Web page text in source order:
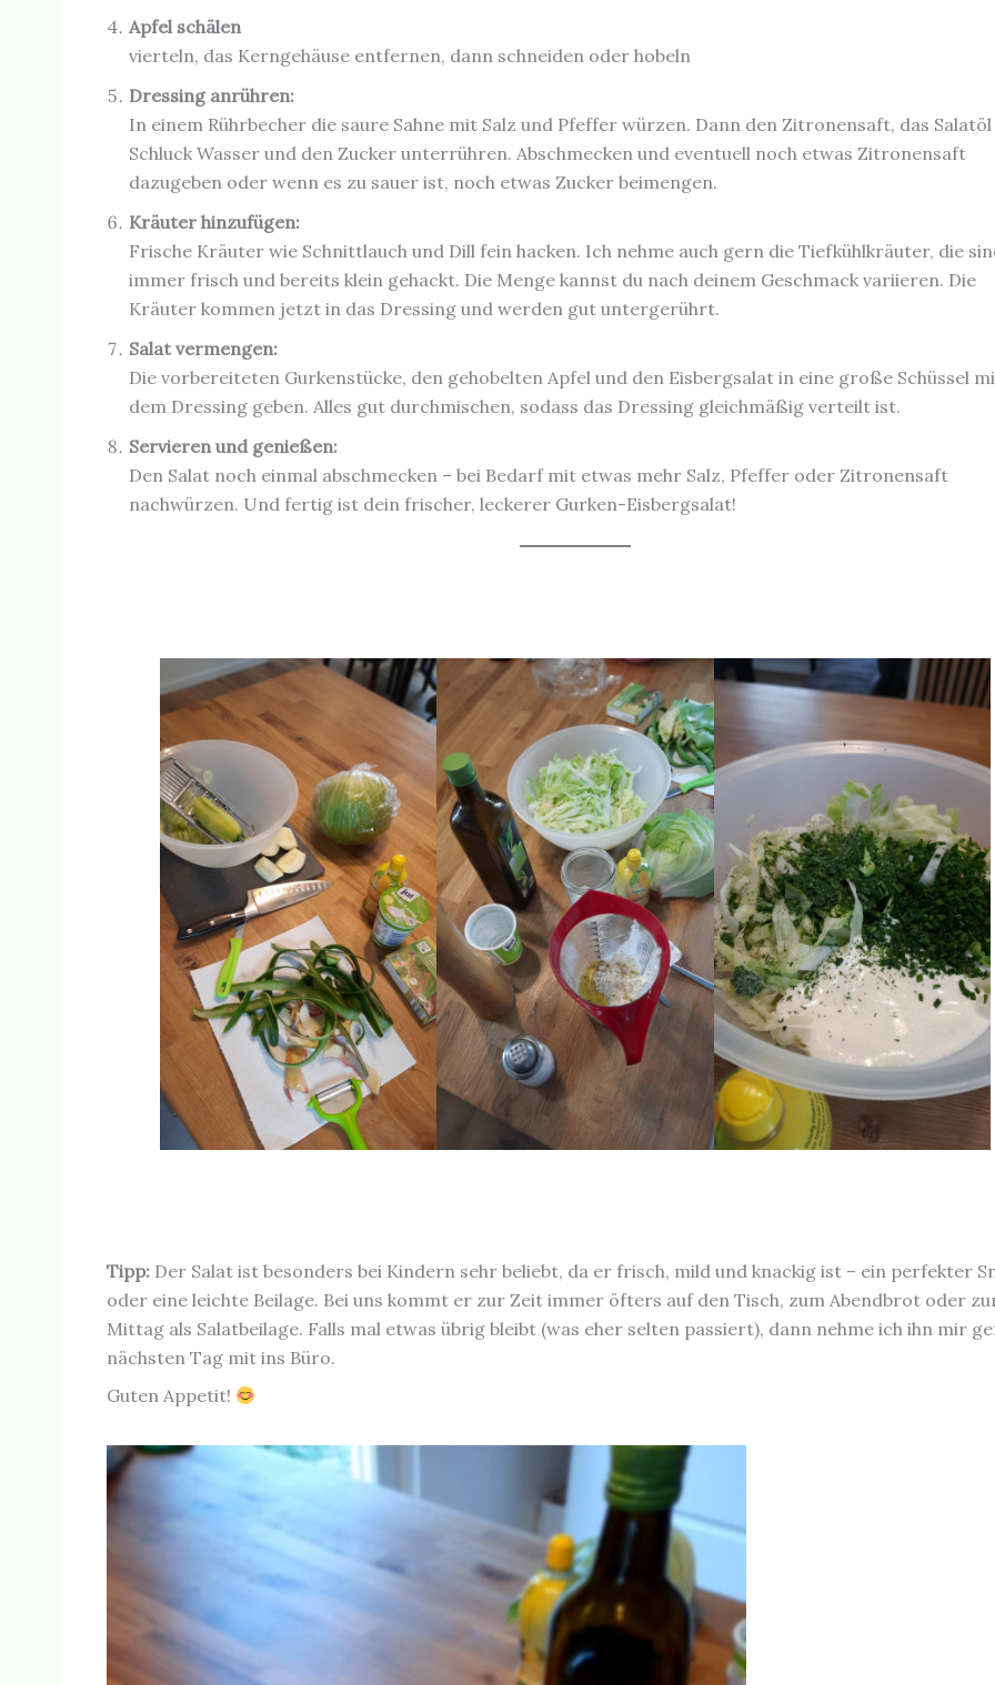
Apfel schälen
vierteln, das Kerngehäuse entfernen, dann schneiden oder hobeln
Dressing anrühren:
In einem Rührbecher die saure Sahne mit Salz und Pfeffer würzen. Dann den Zitronensaft, das Salatöl
Schluck Wasser und den Zucker unterrühren. Abschmecken und eventuell noch etwas Zitronensaft
dazugeben oder wenn es zu sauer ist, noch etwas Zucker beimengen.
Kräuter hinzufügen:
Frische Kräuter wie Schnittlauch und Dill fein hacken. Ich nehme auch gern die Tiefkühlkräuter, die
immer frisch und bereits klein gehackt. Die Menge kannst du nach deinem Geschmack variieren. Die
Kräuter kommen jetzt in das Dressing und werden gut untergerührt.
Salat vermengen:
Die vorbereiteten Gurkenstücke, den gehobelten Apfel und den Eisbergsalat in eine große Schüssel
dem Dressing geben. Alles gut durchmischen, sodass das Dressing gleichmäßig verteilt ist.
Servieren und genießen:
Den Salat noch einmal abschmecken – bei Bedarf mit etwas mehr Salz, Pfeffer oder Zitronensaft
nachwürzen. Und fertig ist dein frischer, leckerer Gurken-Eisbergsalat!
Tipp: Der Salat ist besonders bei Kindern sehr beliebt, da er frisch, mild und knackig ist – ein perfekter
oder eine leichte Beilage. Bei uns kommt er zur Zeit immer öfters auf den Tisch, zum Abendbrot oder
Mittag als Salatbeilage. Falls mal etwas übrig bleibt (was eher selten passiert), dann nehme ich ihn mir
nächsten Tag mit ins Büro.
Guten Appetit!